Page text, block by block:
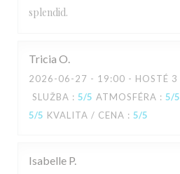
splendid.
Tricia O
2026-06-27 - 19:00 - HOSTÉ 3
SLUŽBA : 5/5 ATMOSFÉRA : 5/5
5/5 KVALITA / CENA : 5/5
Isabelle P